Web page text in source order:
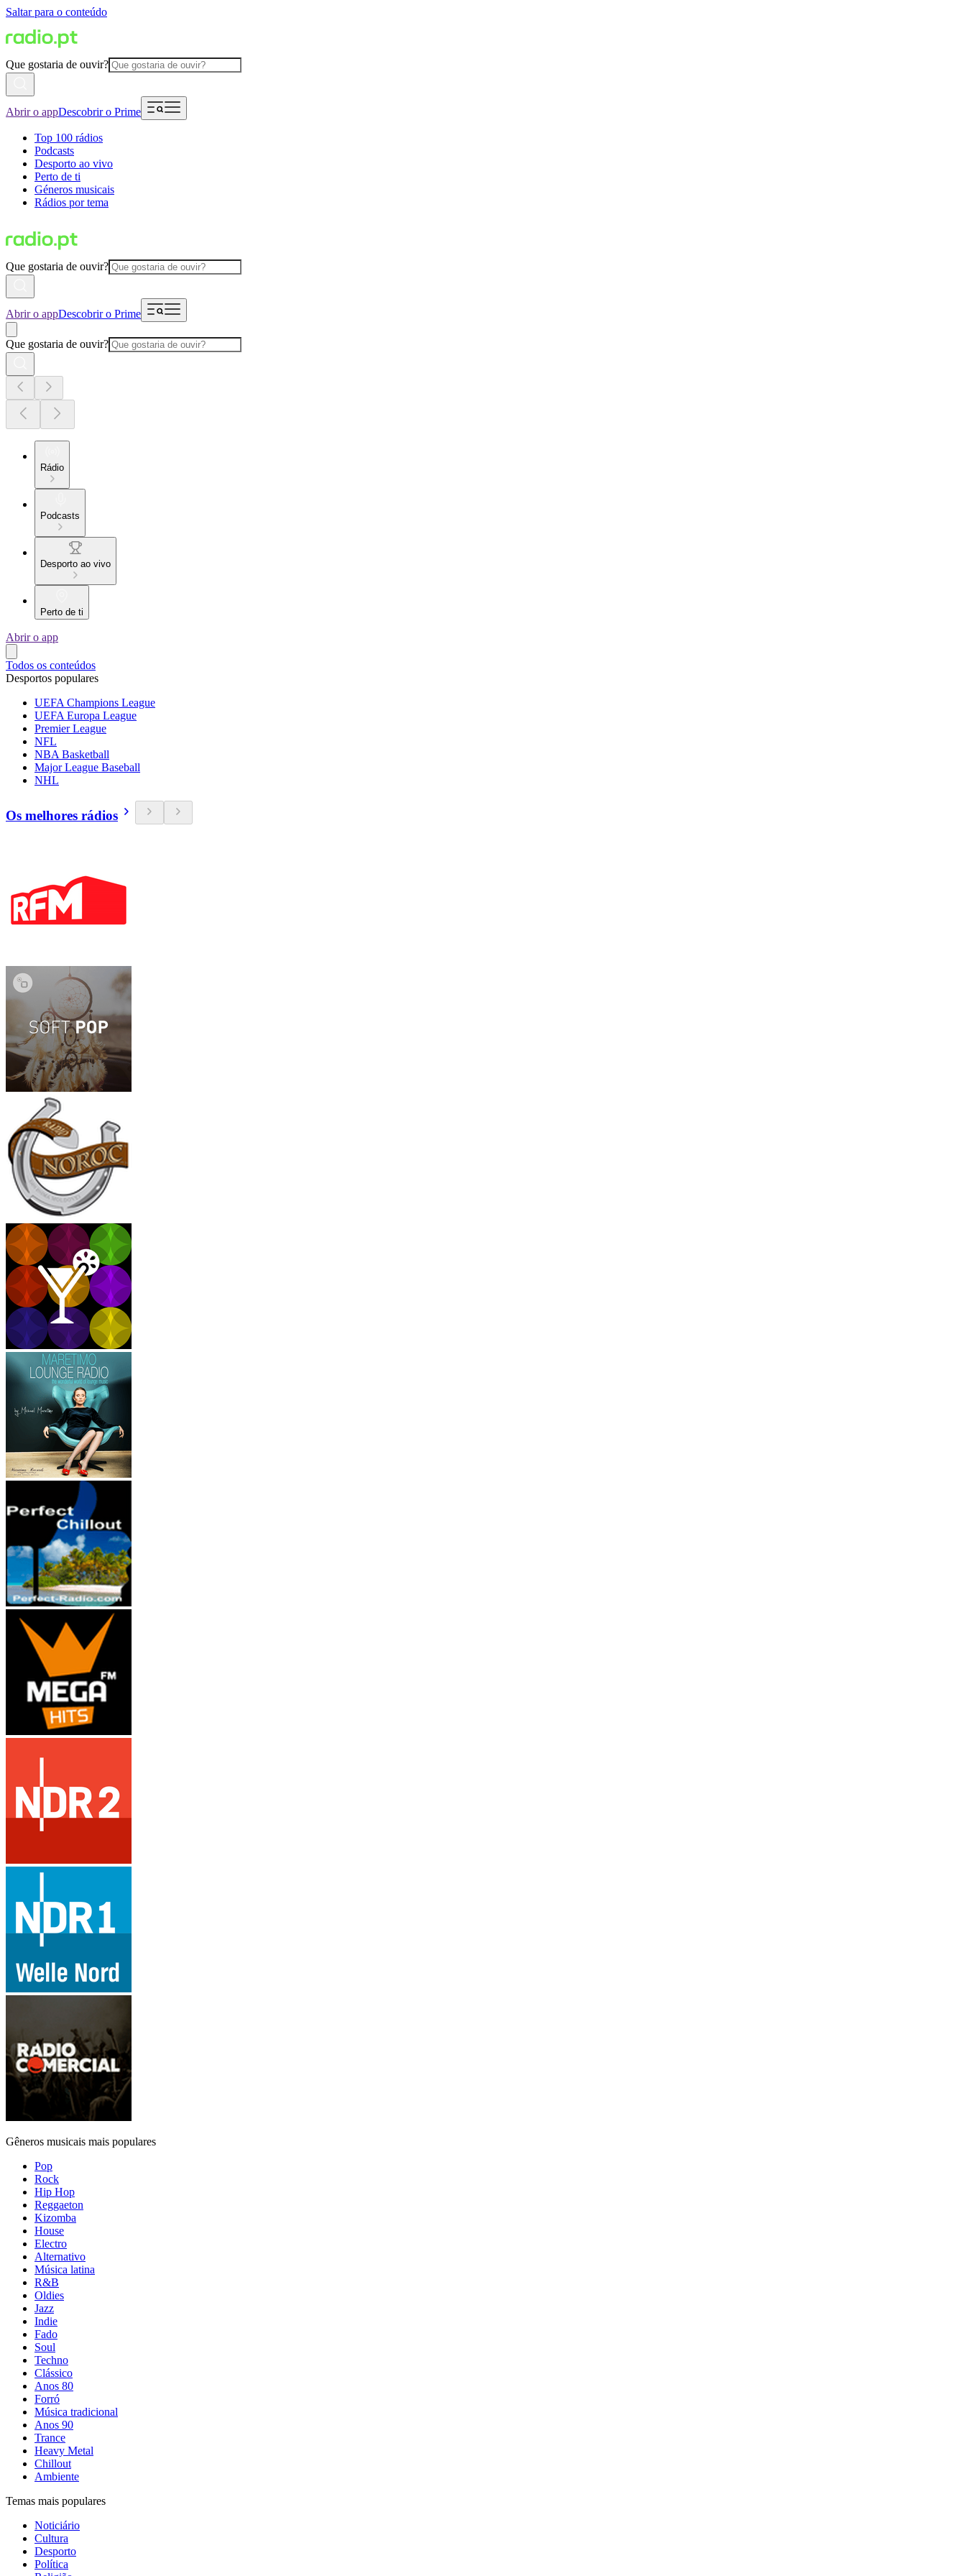
Saltar para o conteúdo
Que gostaria de ouvir?
Abrir o appDescobrir o Prime
Top 100 rádios
Podcasts
Desporto ao vivo
Perto de ti
Géneros musicais
Rádios por tema
Que gostaria de ouvir?
Abrir o appDescobrir o Prime
Que gostaria de ouvir?
Rádio
Podcasts
Desporto ao vivo
Perto de ti
Abrir o app
Todos os conteúdos
Desportos populares
UEFA Champions League
UEFA Europa League
Premier League
NFL
NBA Basketball
Major League Baseball
NHL
Os melhores rádios
Gêneros musicais mais populares
Pop
Rock
Hip Hop
Reggaeton
Kizomba
House
Electro
Alternativo
Música latina
R&B
Oldies
Jazz
Indie
Fado
Soul
Techno
Clássico
Anos 80
Forró
Música tradicional
Anos 90
Trance
Heavy Metal
Chillout
Ambiente
Temas mais populares
Noticiário
Cultura
Desporto
Política